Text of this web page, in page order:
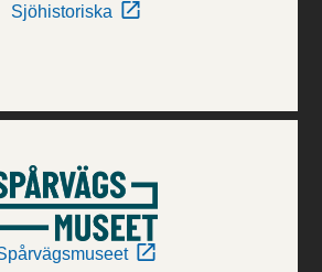
Sjöhistoriska